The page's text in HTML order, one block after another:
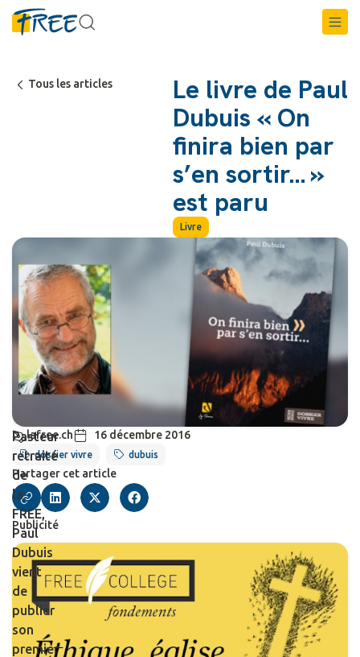
Tous les articles
Le livre de Paul
Dubuis « On
finira bien par
s’en sortir… »
est paru
Livre
lafree.ch 16 décembre 2016
dossier vivre dubuis
Partager cet article
Publicité
Pasteur
retraité
de
la
FREE,
Paul
Dubuis
vient
de
publier
son
premier